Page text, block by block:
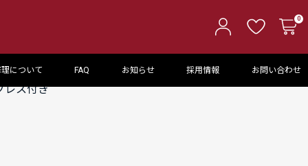
0
について FAQ お知らせ 採用情報 お問い合わせ
レス付き